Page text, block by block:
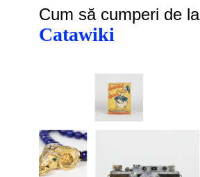
Cum să cumperi de la
Catawiki